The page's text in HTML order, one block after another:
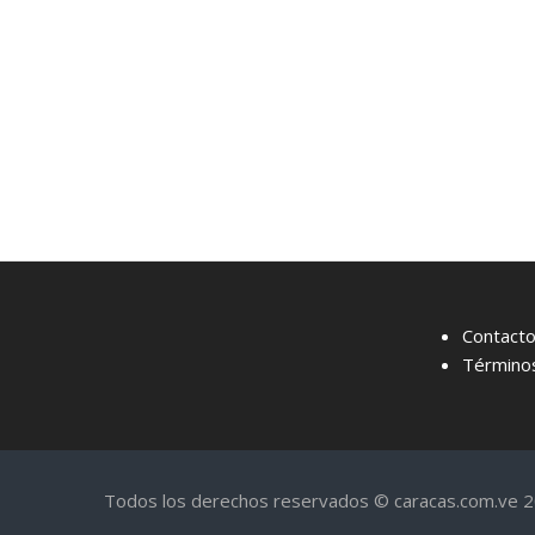
Contacto
Todos los derechos reservados © caracas.com.ve